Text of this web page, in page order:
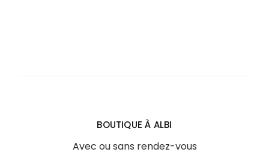
BOUTIQUE À ALBI
Avec ou sans rendez-vous